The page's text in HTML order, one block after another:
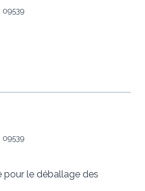
09539
09539
le déballage des